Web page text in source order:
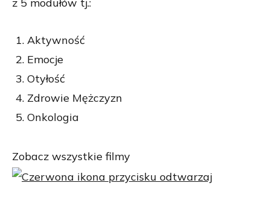
z 5 modułów tj.:
Aktywność
Emocje
Otyłość
Zdrowie Mężczyzn
Onkologia
Zobacz wszystkie filmy